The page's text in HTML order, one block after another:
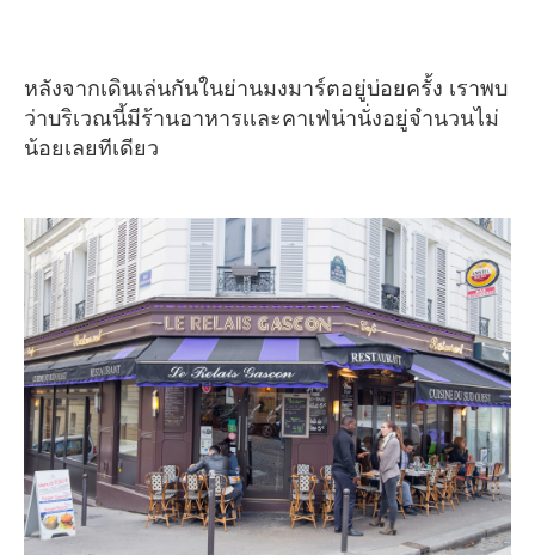
หลังจากเดินเล่นกันในย่านมงมาร์ตอยู่บ่อยครั้ง เราพบ
ว่าบริเวณนี้มีร้านอาหารเเละคาเฟ่น่านั่งอยู่จำนวนไม่
น้อยเลยทีเดียว